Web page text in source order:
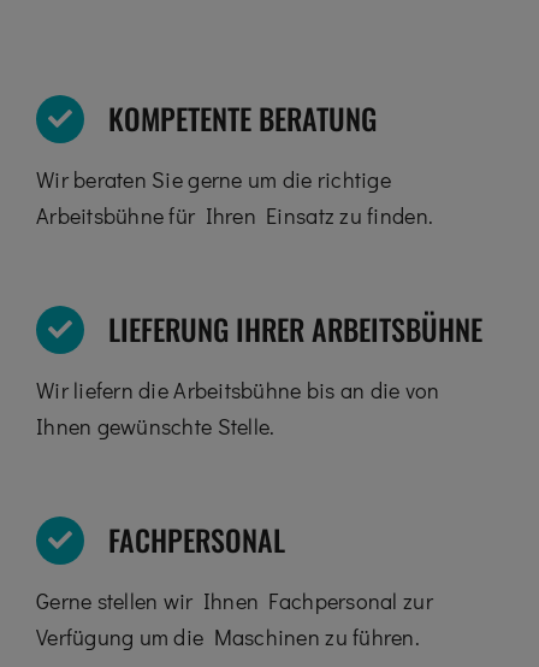
KOMPETENTE BERATUNG
Wir beraten Sie gerne um die richtige
Arbeitsbühne für Ihren Einsatz zu finden.
LIEFERUNG IHRER ARBEITSBÜHNE
Wir liefern die Arbeitsbühne bis an die von
Ihnen gewünschte Stelle.
FACHPERSONAL
Gerne stellen wir Ihnen Fachpersonal zur
Verfügung um die Maschinen zu führen.